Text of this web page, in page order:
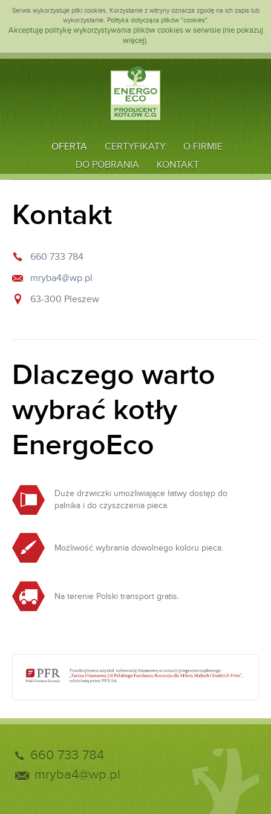
Serwis wykorzystuje pliki cookies. Korzystanie z witryny oznacza zgodę na ich zapis lub
wykorzystanie. Polityka dotycząca plików "cookies".
Akceptuję politykę wykorzystywania plików cookies w serwisie (nie pokazuj
więcej).
OFERTA CERTYFIKATY
O FIRMIE
DO POBRANIA
KONTAKT
Kontakt
660 733 784
mryba4@wp.pl
63-300 Pleszew
Dlaczego warto
wybrać kotły
EnergoEco
Duże drzwiczki umożliwiające łatwy dostęp do
palnika i do czyszczenia pieca.
Możliwość wybrania dowolnego koloru pieca.
Na terenie Polski transport gratis.
660 733 784
mryba4@wp.pl